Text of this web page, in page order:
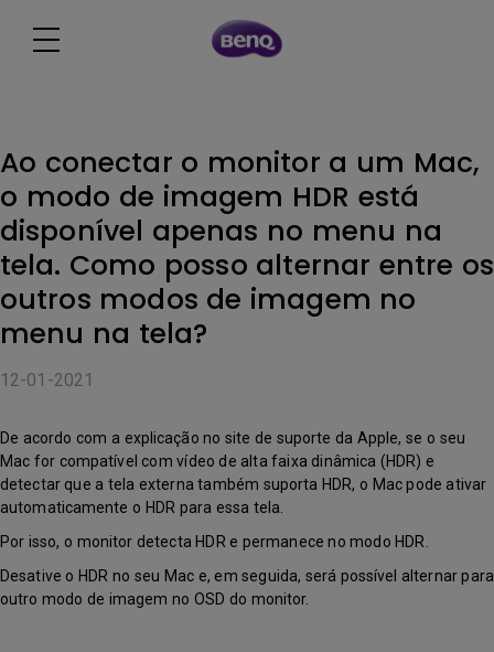
Ao conectar o monitor a um Mac,
o modo de imagem HDR está
disponível apenas no menu na
tela. Como posso alternar entre os
outros modos de imagem no
menu na tela?
12-01-2021
De acordo com a explicação no site de suporte da Apple, se o seu
Mac for compatível com vídeo de alta faixa dinâmica (HDR) e
detectar que a tela externa também suporta HDR, o Mac pode ativar
automaticamente o HDR para essa tela.
Por isso, o monitor detecta HDR e permanece no modo HDR.
Desative o HDR no seu Mac e, em seguida, será possível alternar para
outro modo de imagem no OSD do monitor.